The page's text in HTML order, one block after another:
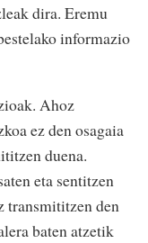
dira. Eremu
informazio
Ahoz
ez den osagaia
duena.
eta sentitzen
transmititzen den
baten atzetik